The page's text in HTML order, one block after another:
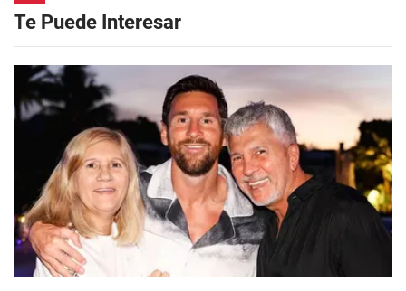
Te Puede Interesar